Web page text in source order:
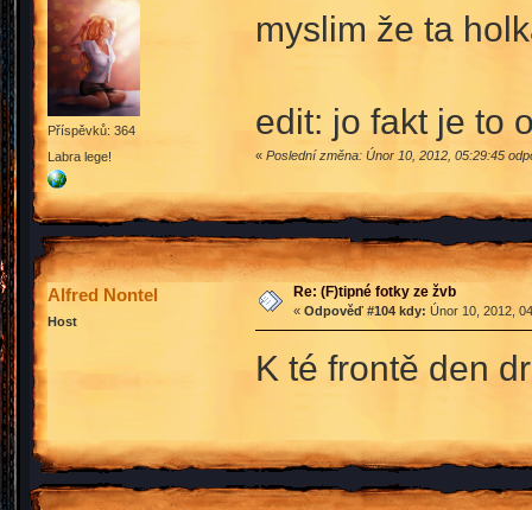
Příspěvků: 364
Labra lege!
myslim že ta
edit: jo fakt je to
« Poslední změna: Únor 10, 2012, 05:29:45
Alfred Nontel
Host
Re: (F)tipné fotky ze žvb
« Odpověď #104 kdy: Únor 10, 2012,
K té frontě den